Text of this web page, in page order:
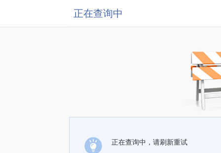
正在查询中
正在查询中，请刷新重试